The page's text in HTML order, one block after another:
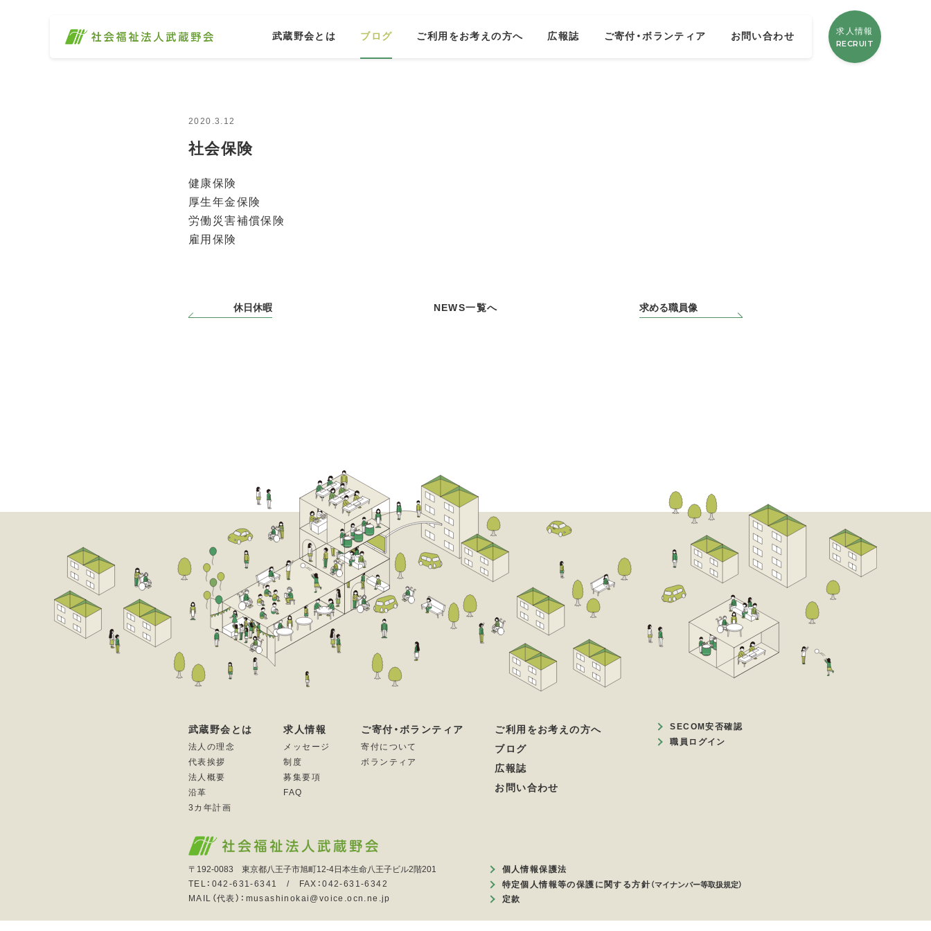
武蔵野会とは ブログ ご利用をお考えの方へ 広報誌 ご寄付・ボランティア お問い合わせ
求人情報
RECRUIT
2020.3.12
社会保険
健康保険
厚生年金保険
労働災害補償保険
雇用保険
休日休暇 求める職員像
NEWS一覧へ
武蔵野会とは
法人の理念
代表挨拶
法人概要
沿革
3カ年計画
求人情報
メッセージ
制度
募集要項
FAQ
ご寄付・ボランティア
寄付について
ボランティア
ご利用をお考えの方へ
ブログ
広報誌
お問い合わせ
〒192-0083 東京都八王子市旭町12-4日本生命八王子ビル2階201
TEL：042-631-6341 / FAX：042-631-6342
MAIL（代表）：musashinokai@voice.ocn.ne.jp
SECOM安否確認
職員ログイン
個人情報保護法
特定個人情報等の保護に関する方針（マイナンバー等取扱規定）
定款